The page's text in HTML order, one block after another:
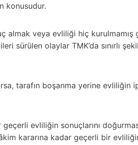
konusudur.
almak veya evliliği hiç
sürülen olaylar TMK’da sınırlı
tarafın boşanma yerine evliliğin
evliliğin sonuçlarını
kararına kadar geçerli bir